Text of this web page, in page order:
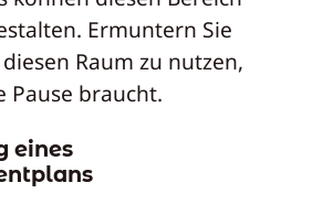
Ermuntern Sie
Raum zu nutzen,
Pause braucht.
eines